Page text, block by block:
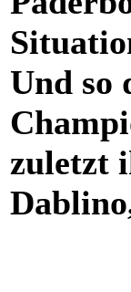
Und so
zuletzt